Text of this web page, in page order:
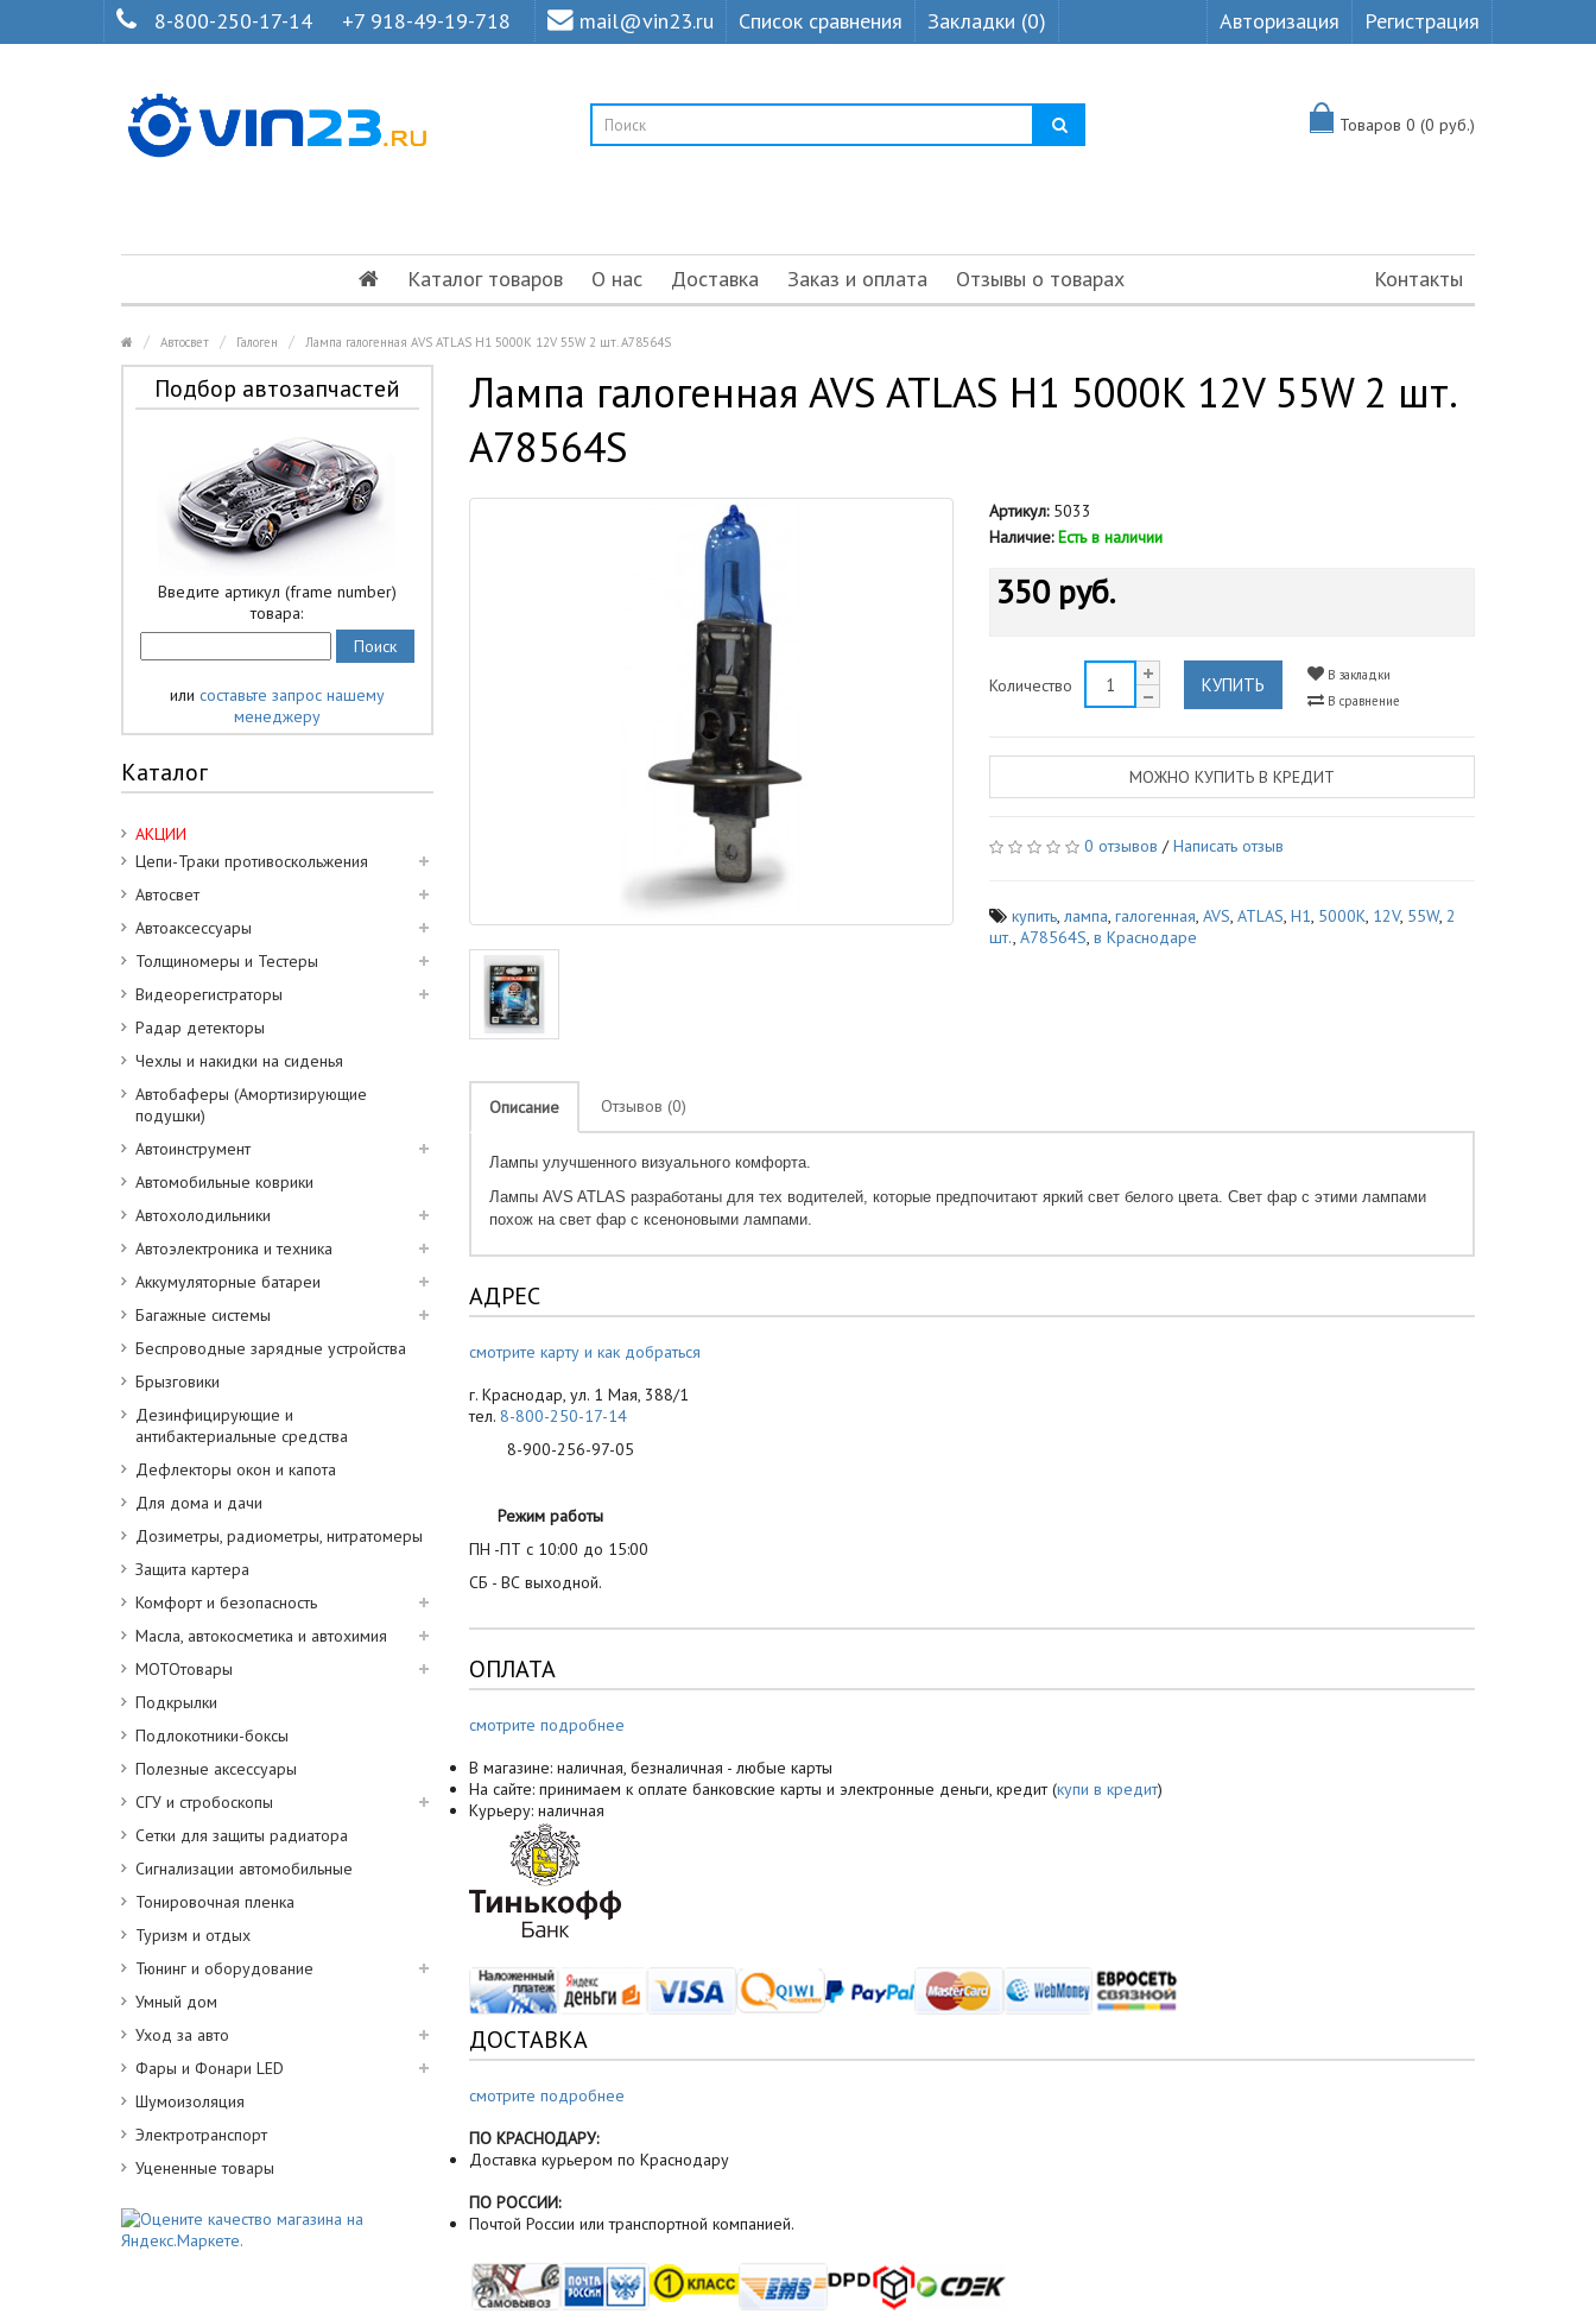
8-800-250-17-14 +7 918-49-19-718 mail@vin23.ru Список сравнения Закладки (0) Авторизация Регистрация
Товаров 0 (0 руб.)
Каталог товаров О нас Доставка Заказ и оплата Отзывы о товарах Контакты
Автосвет Галоген Лампа галогенная AVS ATLAS H1 5000К 12V 55W 2 шт. A78564S
Подбор автозапчастей
Введите артикул (frame number)
товара:
или составьте запрос нашему
менеджеру
Каталог
АКЦИИ
Цепи-Траки противоскольжения
Автосвет
Автоаксессуары
Толщиномеры и Тестеры
Видеорегистраторы
Радар детекторы
Чехлы и накидки на сиденья
Автобаферы (Амортизирующие
подушки)
Автоинструмент
Автомобильные коврики
Автохолодильники
Автоэлектроника и техника
Аккумуляторные батареи
Багажные системы
Беспроводные зарядные устройства
Брызговики
Дезинфицирующие и
антибактериальные средства
Дефлекторы окон и капота
Для дома и дачи
Дозиметры, радиометры, нитратомеры
Защита картера
Комфорт и безопасность
Масла, автокосметика и автохимия
МОТОтовары
Подкрылки
Подлокотники-боксы
Полезные аксессуары
СГУ и стробоскопы
Сетки для защиты радиатора
Сигнализации автомобильные
Тонировочная пленка
Туризм и отдых
Тюнинг и оборудование
Умный дом
Уход за авто
Фары и Фонари LED
Шумоизоляция
Электротранспорт
Уцененные товары
Лампа галогенная AVS ATLAS H1 5000К 12V 55W 2 шт.
A78564S
Артикул:5033
Наличие: Есть в наличии
350 руб.
Количество КУПИТЬ
В закладки
В сравнение
МОЖНО КУПИТЬ В КРЕДИТ
0 отзывов /Написать отзыв
купить,лампа,галогенная,AVS,ATLAS,H1, 5000К, 12V, 55W,2
шт.,A78564S,в Краснодаре
Описание Отзывов (0)
Лампы улучшенного визуального комфорта.
Лампы AVS ATLAS разработаны для тех водителей, которые предпочитают яркий свет белого цвета. Свет фар с этими лампами
похож на свет фар с ксеноновыми лампами.
АДРЕС
смотрите карту и как добраться
г. Краснодар, ул. 1 Мая, 388/1
тел. 8-800-250-17-14
8-900-256-97-05
Режим работы
ПН -ПТ с 10:00 до 15:00
СБ - ВС выходной.
ОПЛАТА
смотрите подробнее
В магазине: наличная, безналичная - любые карты
На сайте: принимаем к оплате банковские карты и электронные деньги, кредит (купи в кредит)
Курьеру: наличная
ДОСТАВКА
смотрите подробнее
ПО КРАСНОДАРУ:
Доставка курьером по Краснодару
ПО РОССИИ:
Почтой России или транспортной компанией.